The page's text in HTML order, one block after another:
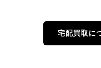
宅配買取に